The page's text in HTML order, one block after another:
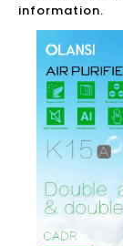
information.